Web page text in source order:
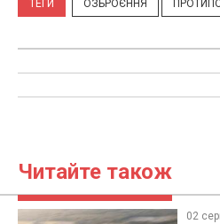
ТЕГИ ОЗБРОЄННЯ
Читайте також
02